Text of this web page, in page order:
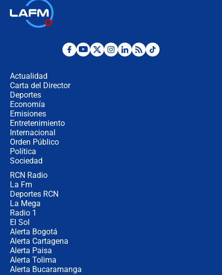
Álvaro Uribe asistirá a la posesión y
Actualidad
Carta del Director
Deportes
Economía
Emisiones
Entretenimiento
Internacional
Orden Público
Política
Sociedad
RCN Radio
La Fm
Deportes RCN
La Mega
Radio 1
El Sol
Alerta Bogotá
Alerta Cartagena
Alerta Paisa
Alerta Tolima
Alerta Bucaramanga